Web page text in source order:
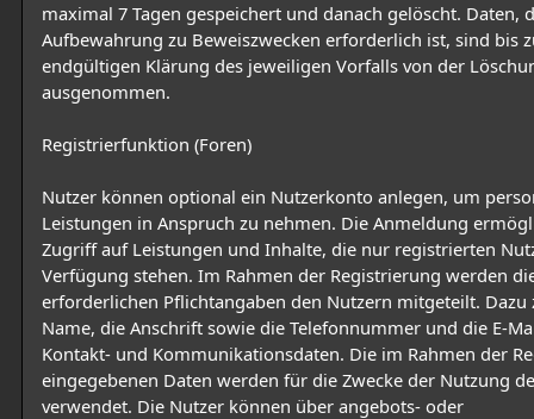
maximal 7 Tagen gespeichert und danach gelöscht. Daten,
Aufbewahrung zu Beweiszwecken erforderlich ist, sind bis
endgültigen Klärung des jeweiligen Vorfalls von der
ausgenommen.
Registrierfunktion (Foren)
Nutzer können optional ein Nutzerkonto anlegen, um
Leistungen in Anspruch zu nehmen. Die Anmeldung
Zugriff auf Leistungen und Inhalte, die nur registrierten
Verfügung stehen. Im Rahmen der Registrierung werden
erforderlichen Pflichtangaben den Nutzern mitgeteilt. Dazu
Name, die Anschrift sowie die Telefonnummer und die E-
Kontakt- und Kommunikationsdaten. Die im Rahmen der
eingegebenen Daten werden für die Zwecke der Nutzung
verwendet. Die Nutzer können über angebots- oder